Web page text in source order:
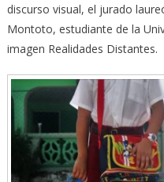
discurso visual, el jurado
Montoto, estudiante de la
imagen Realidades Distantes.